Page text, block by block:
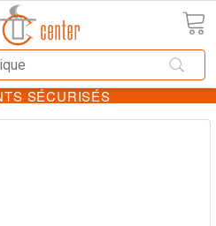
SÉCURISÉS